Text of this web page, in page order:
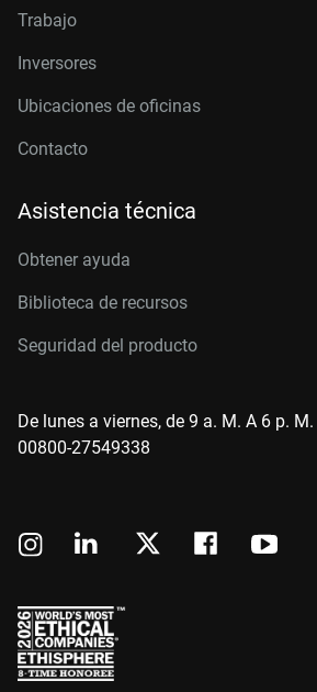
Trabajo
Inversores
Ubicaciones de oficinas
Contacto
Asistencia técnica
Obtener ayuda
Biblioteca de recursos
Seguridad del producto
De lunes a viernes, de 9 a. M. A 6 p. M.
00800-27549338